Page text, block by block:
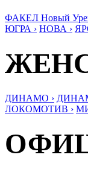
ФАКЕЛ Новый
ЮГРА › НОВА ›
ДИНАМО ›
ЛОКОМОТИВ ›